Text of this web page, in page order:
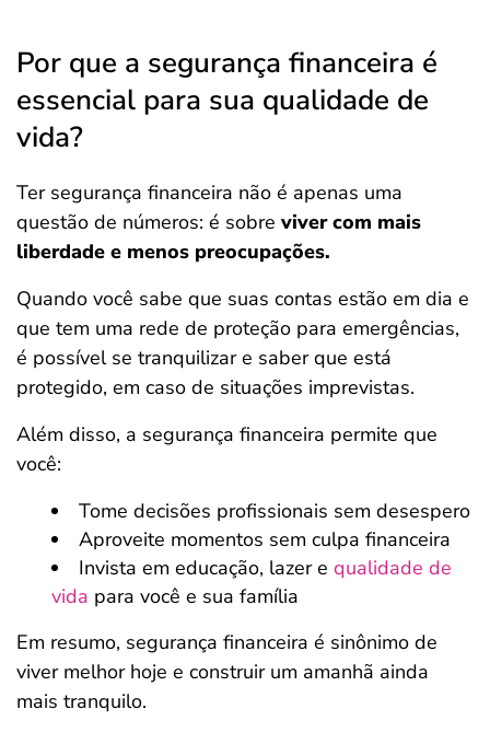
Por que a segurança financeira é
essencial para sua qualidade de
vida?
Ter segurança financeira não é apenas uma
questão de números: é sobre viver com mais
liberdade e menos preocupações.
Quando você sabe que suas contas estão em dia e
que tem uma rede de proteção para emergências,
é possível se tranquilizar e saber que está
protegido, em caso de situações imprevistas.
Além disso, a segurança financeira permite que
você:
Tome decisões profissionais sem desespero
Aproveite momentos sem culpa financeira
Invista em educação, lazer e qualidade de
vida para você e sua família
Em resumo, segurança financeira é sinônimo de
viver melhor hoje e construir um amanhã ainda
mais tranquilo.